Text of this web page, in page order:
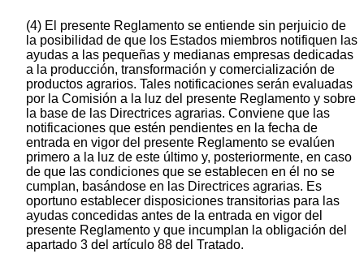
(4) El presente Reglamento se entiende sin perjuicio de
la posibilidad de que los Estados miembros notifiquen las
ayudas a las pequeñas y medianas empresas dedicadas
a la producción, transformación y comercialización de
productos agrarios. Tales notificaciones serán evaluadas
por la Comisión a la luz del presente Reglamento y sobre
la base de las Directrices agrarias. Conviene que las
notificaciones que estén pendientes en la fecha de
entrada en vigor del presente Reglamento se evalúen
primero a la luz de este último y, posteriormente, en caso
de que las condiciones que se establecen en él no se
cumplan, basándose en las Directrices agrarias. Es
oportuno establecer disposiciones transitorias para las
ayudas concedidas antes de la entrada en vigor del
presente Reglamento y que incumplan la obligación del
apartado 3 del artículo 88 del Tratado.